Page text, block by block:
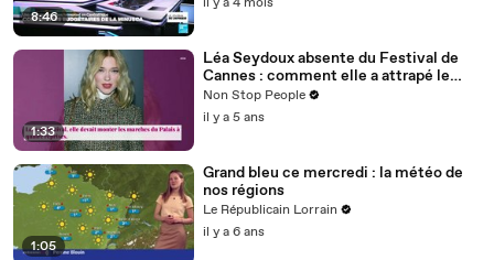
8:46
1:33
Léa Seydoux absente du Festival de
Cannes : comment elle a attrapé le
Covid
Non Stop People
il y a 5 ans
1:05
Grand bleu ce mercredi : la météo de
nos régions
Le Républicain Lorrain
il y a 6 ans